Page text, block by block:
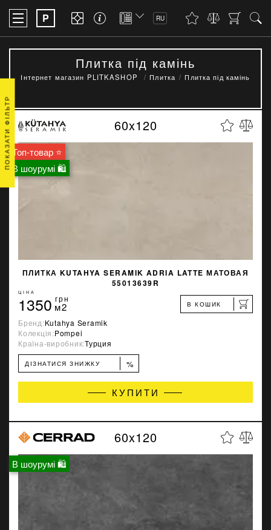
P RU
Плитка під камінь
Інтернет магазин PLITKASHOP Плитка Плитка під камінь
Топ-товар ⭐
В шоурумі 🛍
60x120
ПЛИТКА KUTAHYA SERAMIK ADRIA LATTE МАТОВАЯ
55013639R
ЦІНА
1350 грн
м2 В КОШИК
Бренд:Kutahya Seramik
Колекція:Pompei
Країна-виробник:Турция
ДІЗНАТИСЯ ЗНИЖКУ %
КУПИТИ
В шоурумі 🛍
60x120
ПОКАЗАТИ ФІЛЬТР